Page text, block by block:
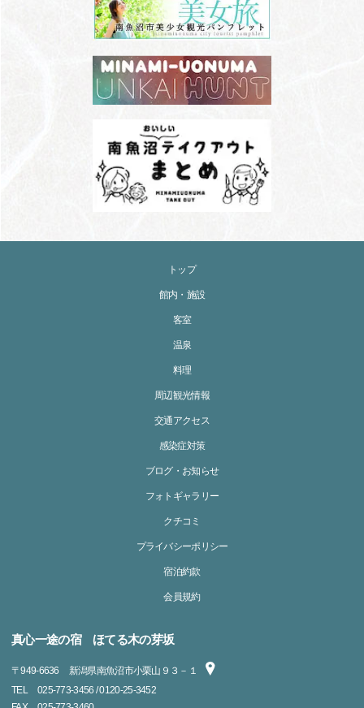
トップ
館内・施設
客室
温泉
料理
周辺観光情報
交通アクセス
感染症対策
ブログ・お知らせ
フォトギャラリー
クチコミ
プライバシーポリシー
宿泊約款
会員規約
真心一途の宿 ほてる木の芽坂
〒949-6636
新潟県南魚沼市小栗山９３－１
TEL
025-773-3456 / 0120-25-3452